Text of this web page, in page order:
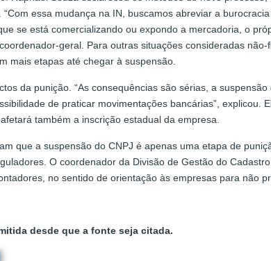
essa mudança na IN, buscamos abreviar a
se está comercializando ou expondo a mercadoria, o
geral. Para outras situações consideradas
mais etapas até chegar à suspensão.
da punição. “As consequências são sérias, a
de praticar movimentações bancárias”,
também a inscrição estadual da empresa.
que a suspensão do CNPJ é apenas uma etapa de
O coordenador da Divisão de Gestão do
no sentido de orientação às empresas para não
desde que a fonte seja citada.